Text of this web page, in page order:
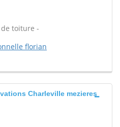
de toiture -
florian
Charleville mezieres